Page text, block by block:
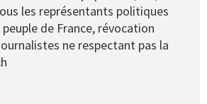
les représentants politiques
de France, révocation
ne respectant pas la